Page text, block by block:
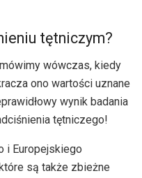
tętniczym?
wówczas, kiedy
ono wartości uznane
wynik badania
tętniczego!
i Europejskiego
są także zbieżne